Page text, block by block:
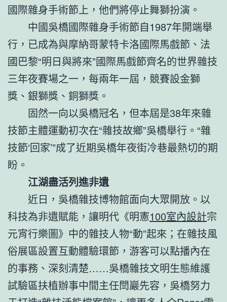
國際雜身手術節上，他們將停止舞獅扮演。
中國吳橋國際雜身手術節自1987年開端舉
行，已成為與摩納哥蒙特卡洛國際馬戲節、法
國巴黎“明日與將來”國際馬戲節齊名的世界雜技
三年夜賽場之一，每兩年一屆，競賽設金獅
獎、銀獅獎、銅獅獎。
固然一向以吳橋冠名，但本屆是38年來雜
技節主體運動初次在“雜技故鄉”吳橋舉行。“雜
技節‘回家’”成了近期吳橋年夜街冷巷最熱切的期
盼。
江湖盡活列進非遺
近日，吳橋雜技博物館面向大眾開放。以
科技為非遺賦能，讓明代《明憲100室內設計宗
元宵行樂圖》中的雜技人物“動”起來；在雜技風
俗展區設置互動體驗環節，游客可以點播內在
的事務、深刻清楚……吳橋雜技文明生態維護
試驗區扶植辦事中間主任閆巖先容，吳橋努力